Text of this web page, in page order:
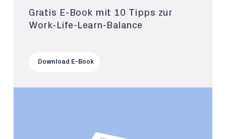
Gratis E-Book mit 10 Tipps zur
Work-Life-Learn-Balance
Download E-Book